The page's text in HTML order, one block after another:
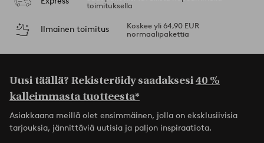
toimituksella
Ilmainen toimitus
Koskee yli 64,90 EUR
normaalipakettia
Uusi täällä? Rekisteröidy saadaksesi40 %
kalleimmasta tuotteesta*
Asiakkaana meillä olet ensimmäinen, jolla on eksklusiivisia
tarjouksia, jännittäviä uutisia ja paljon inspiraatiota.